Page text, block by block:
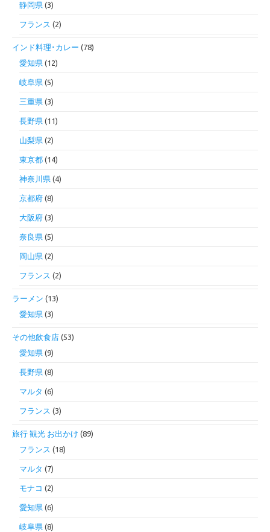
静岡県 (3)
フランス (2)
インド料理･カレー (78)
愛知県 (12)
岐阜県 (5)
三重県 (3)
長野県 (11)
山梨県 (2)
東京都 (14)
神奈川県 (4)
京都府 (8)
大阪府 (3)
奈良県 (5)
岡山県 (2)
フランス (2)
ラーメン (13)
愛知県 (3)
その他飲食店 (53)
愛知県 (9)
長野県 (8)
マルタ (6)
フランス (3)
旅行 観光 お出かけ (89)
フランス (18)
マルタ (7)
モナコ (2)
愛知県 (6)
岐阜県 (8)